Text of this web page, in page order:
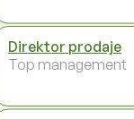
Direktor prodaje
Top management